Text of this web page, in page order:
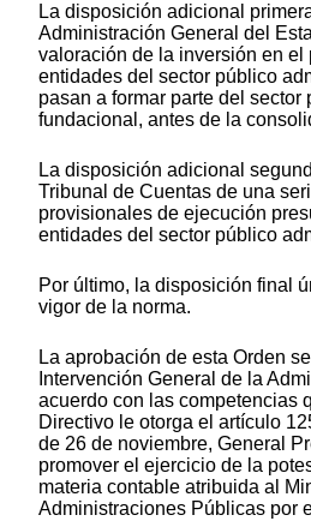
La disposición adicional
Administración General del
valoración de la inversión en el
entidades del sector público
pasan a formar parte del
fundacional, antes de la
La disposición adicional
Tribunal de Cuentas de una
provisionales de ejecución
entidades del sector público
Por último, la disposición final
vigor de la norma.
La aprobación de esta Orden
Intervención General de la
acuerdo con las competencias
Directivo le otorga el artículo
de 26 de noviembre, General
promover el ejercicio de la
materia contable atribuida al
Administraciones Públicas por